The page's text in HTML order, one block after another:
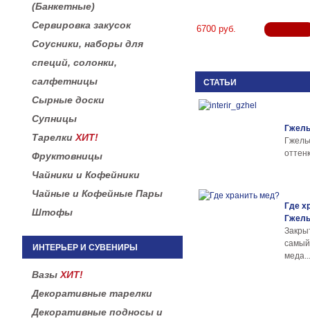
(Банкетные)
Сервировка закусок
Соусники, наборы для
специй, солонки,
салфетницы
Сырные доски
Супницы
Тарелки ХИТ!
Фруктовницы
Чайники и Кофейники
Чайные и Кофейные Пары
Штофы
ИНТЕРЬЕР И СУВЕНИРЫ
Вазы ХИТ!
Декоративные тарелки
Декоративные подносы и
6700 руб.
СТАТЬИ
Где
Гжель
меда...